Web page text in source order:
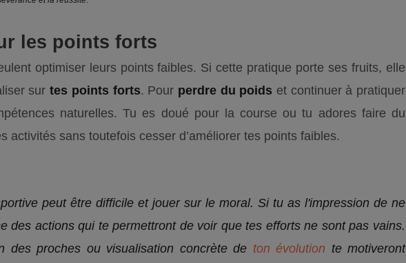
les points forts
optimiser leurs points faibles. Si cette pratique porte ses fruits, elle
surtes points forts. Pour perdre du poids et continuer à pratiquer
naturelles. Tu es doué pour la course ou tu adores faire du
activités sans toutefois cesser d’améliorer tes points faibles.
peut être difficile et jouer sur le moral. Si tu as l'impression de ne
des actions qui te permettront de voir que tes efforts ne sont pas vains.
des proches ou visualisation concrète de ton évolution te motiveront